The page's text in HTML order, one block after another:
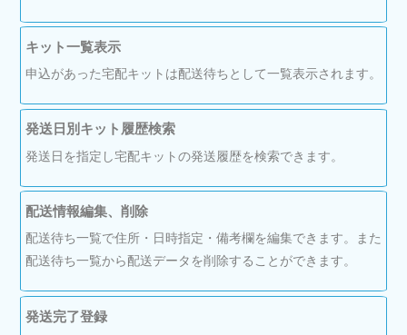
キット一覧表示
申込があった宅配キットは配送待ちとして一覧表示されます。
発送日別キット履歴検索
発送日を指定し宅配キットの発送履歴を検索できます。
配送情報編集、削除
配送待ち一覧で住所・日時指定・備考欄を編集できます。また
配送待ち一覧から配送データを削除することができます。
発送完了登録